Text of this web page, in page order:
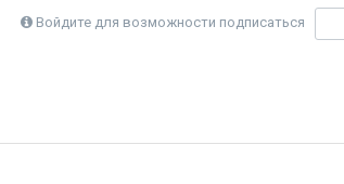
Войдите для возможности подписаться